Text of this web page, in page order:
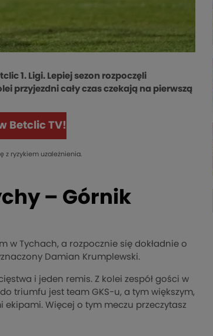
1. Ligi. Lepiej sezon rozpoczęli
przyjezdni cały czas czekają na pierwszą
Betclic TV!
z ryzykiem uzależnienia.
– Górnik
w Tychach, a rozpocznie się dokładnie o
Damian Krumplewski.
i jeden remis. Z kolei zespół gości w
triumfu jest team GKS-u, a tym większym,
ekipami. Więcej o tym meczu przeczytasz